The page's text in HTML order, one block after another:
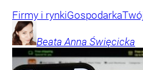
Firmy i rynkiGospodarka
Beata Anna Święcicka